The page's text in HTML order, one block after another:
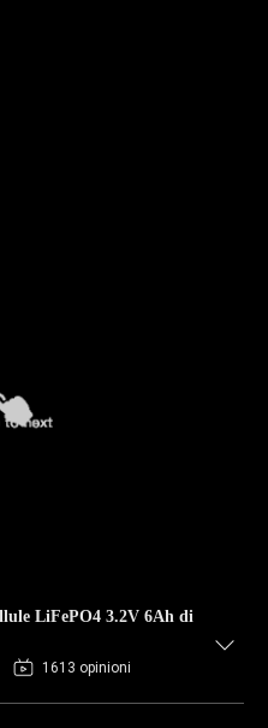
LiFePO4 3.2V 6Ah di
1613 opinioni